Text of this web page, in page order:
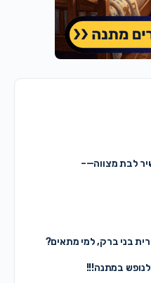
לבת מצווה—–
בני ברק, למי מתאים?
במתנה!!!